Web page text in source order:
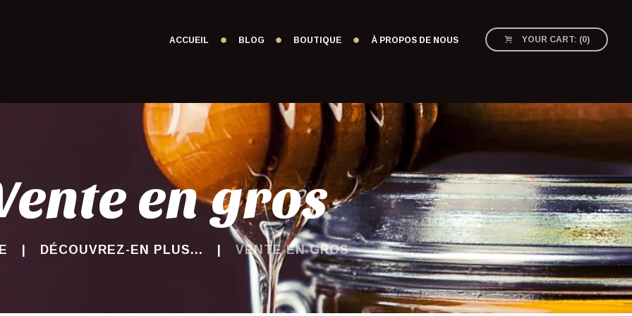
ACCUEIL BLOG BOUTIQUE À PROPOS DE NOUS YOUR CART: (0)
en gros
DÉCOUVREZ-EN PLUS... VENTE EN GROS